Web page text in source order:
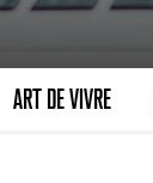
ART DE VIVRE